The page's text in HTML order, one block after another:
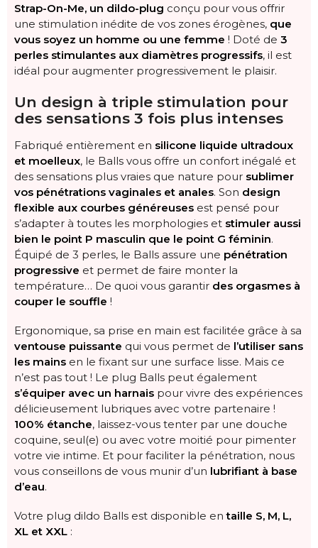
Strap-On-Me, un dildo-plug conçu pour vous offrir
une stimulation inédite de vos zones érogènes, que
vous soyez un homme ou une femme ! Doté de 3
perles stimulantes aux diamètres progressifs, il est
idéal pour augmenter progressivement le plaisir.
Un design à triple stimulation pour
des sensations 3 fois plus intenses
Fabriqué entièrement en silicone liquide ultradoux
et moelleux, le Balls vous offre un confort inégalé et
des sensations plus vraies que nature pour sublimer
vos pénétrations vaginales et anales. Son design
flexible aux courbes généreuses est pensé pour
s’adapter à toutes les morphologies et stimuler aussi
bien le point P masculin que le point G féminin.
Équipé de 3 perles, le Balls assure une pénétration
progressive et permet de faire monter la
température… De quoi vous garantir des orgasmes à
couper le souffle !
Ergonomique, sa prise en main est facilitée grâce à sa
ventouse puissante qui vous permet de l’utiliser sans
les mains en le fixant sur une surface lisse. Mais ce
n’est pas tout ! Le plug Balls peut également
s’équiper avec un harnais pour vivre des expériences
délicieusement lubriques avec votre partenaire !
100% étanche, laissez-vous tenter par une douche
coquine, seul(e) ou avec votre moitié pour pimenter
votre vie intime. Et pour faciliter la pénétration, nous
vous conseillons de vous munir d’un lubrifiant à base
d’eau.
Votre plug dildo Balls est disponible entaille S, M, L,
XL et XXL :